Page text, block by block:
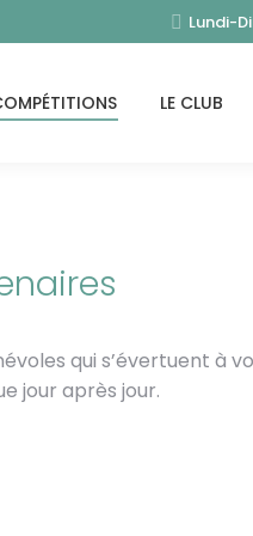
Lundi-
LE CLUB
qui s’évertuent à
jour après jour.